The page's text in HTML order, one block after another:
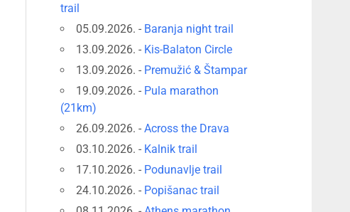
trail
05.09.2026. - Baranja night trail
13.09.2026. - Kis-Balaton Circle
13.09.2026. - Premužić & Štampar
19.09.2026. - Pula marathon
(21km)
26.09.2026. -Across the Drava
03.10.2026. - Kalnik trail
17.10.2026. - Podunavlje trail
24.10.2026. - Popišanac trail